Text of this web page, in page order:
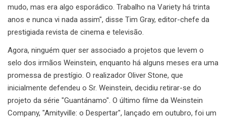
mudo, mas era algo esporádico. Trabalho na Variety há trinta
anos e nunca vi nada assim", disse Tim Gray, editor-chefe da
prestigiada revista de cinema e televisão.
Agora, ninguém quer ser associado a projetos que levem o
selo dos irmãos Weinstein, enquanto há alguns meses era uma
promessa de prestígio. O realizador Oliver Stone, que
inicialmente defendeu o Sr. Weinstein, decidiu retirar-se do
projeto da série "Guantánamo". O último filme da Weinstein
Company, "Amityville: o Despertar", lançado em outubro, foi um